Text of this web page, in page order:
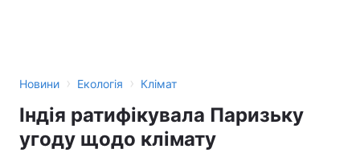
Новини › Екологія › Клімат
Індія ратифікувала Паризьку
угоду щодо клімату